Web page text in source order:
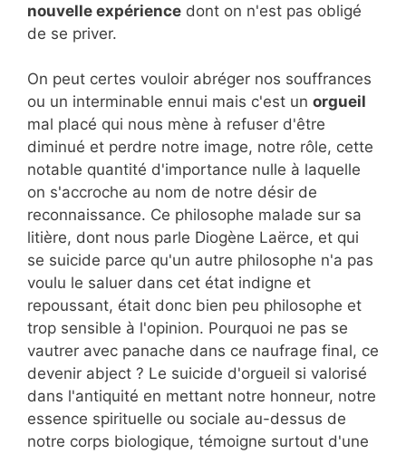
nouvelle expérience dont on n'est pas obligé
de se priver.
On peut certes vouloir abréger nos souffrances
ou un interminable ennui mais c'est un orgueil
mal placé qui nous mène à refuser d'être
diminué et perdre notre image, notre rôle, cette
notable quantité d'importance nulle à laquelle
on s'accroche au nom de notre désir de
reconnaissance. Ce philosophe malade sur sa
litière, dont nous parle Diogène Laërce, et qui
se suicide parce qu'un autre philosophe n'a pas
voulu le saluer dans cet état indigne et
repoussant, était donc bien peu philosophe et
trop sensible à l'opinion. Pourquoi ne pas se
vautrer avec panache dans ce naufrage final, ce
devenir abject ? Le suicide d'orgueil si valorisé
dans l'antiquité en mettant notre honneur, notre
essence spirituelle ou sociale au-dessus de
notre corps biologique, témoigne surtout d'une